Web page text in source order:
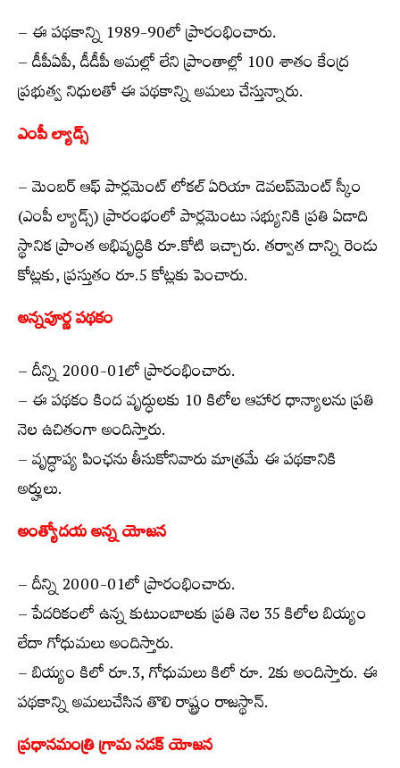
– ఈ పథకాన్ని 1989-90లో ప్రారంభించారు.
– డీపీఏపీ, డీడీపీ అమల్లో లేని ప్రాంతాల్లో 100 శాతం కేంద్ర
ప్రభుత్వ నిధులతో ఈ పథకాన్ని అమలు చేస్తున్నారు.
ఎంపీ ల్యాడ్స్
– మెంబర్ ఆఫ్ పార్లమెంట్ లోకల్ ఏరియా డెవలప్‌మెంట్ స్కీం
(ఎంపీ ల్యాడ్స్) ప్రారంభంలో పార్లమెంటు సభ్యునికి ప్రతి ఏడాది
స్థానిక ప్రాంత అభివృద్ధికి రూ.కోటి ఇచ్చారు. తర్వాత దాన్ని రెండు
కోట్లకు, ప్రస్తుతం రూ.5 కోట్లకు పెంచారు.
అన్నపూర్ణ పథకం
– దీన్ని 2000-01లో ప్రారంభించారు.
– ఈ పథకం కింద వృద్ధులకు 10 కిలోల ఆహార ధాన్యాలను ప్రతి
నెల ఉచితంగా అందిస్తారు.
– వృద్ధాప్య పింఛను తీసుకోనివారు మాత్రమే ఈ పథకానికి
అర్హులు.
అంత్యోదయ అన్న యోజన
– దీన్ని 2000-01లో ప్రారంభించారు.
– పేదరికంలో ఉన్న కుటుంబాలకు ప్రతి నెల 35 కిలోల బియ్యం
లేదా గోధుమలు అందిస్తారు.
– బియ్యం కిలో రూ.3, గోధుమలు కిలో రూ. 2కు అందిస్తారు. ఈ
పథకాన్ని అమలుచేసిన తొలి రాష్ట్రం రాజస్థాన్.
ప్రధానమంత్రి గ్రామ సడక్ యోజన